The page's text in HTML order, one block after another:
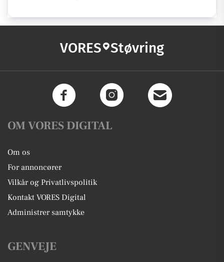
VORES Støvring
OM VORES DIGITAL
Om os
For annoncører
Vilkår og Privatlivspolitik
Kontakt VORES Digital
Administrer samtykke
GENVEJE